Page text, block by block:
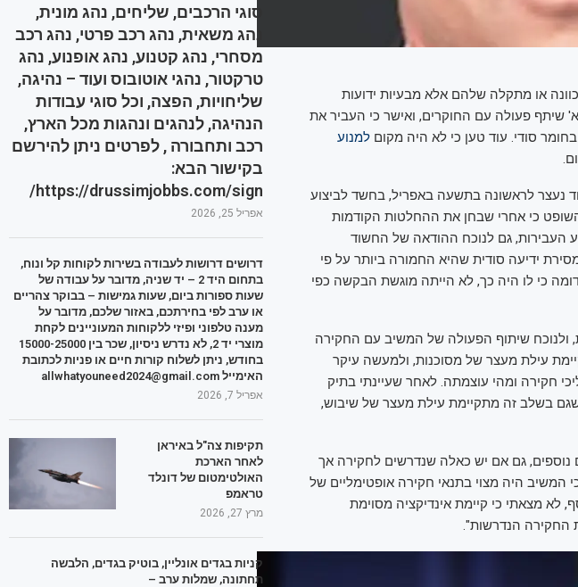
או מתקלה שלהם אלא מבעיות ידועות
שיתף פעולה עם החוקרים, ואישר כי העביר את
סודי. עוד טען כי לא היה מקום למנוע
נעצר לראשונה בתשעה באפריל, בחשד לביצוע
השופט כי אחרי שבחן את ההחלטות הקודמות
העבירות, גם לנוכח ההודאה של החשוד
ידיעה סודית שהיא החמורה ביותר על פי
כי לו היה כך, לא הייתה מוגשת הבקשה כפי
ולנוכח שיתוף הפעולה של המשיב עם החקירה
עילת מעצר של מסוכנות, ולמעשה עיקר
חקירה ומהי עוצמתה. לאחר שעיינתי בתיק
שגם בשלב זה מתקיימת עילת מעצר של שיבוש,
גם אם יש כאלה שנדרשים לחקירה אך
היה מצוי בתנאי חקירה אופטימליים של
לא מצאתי כי קיימת אינדיקציה מסוימת
החקירה הנדרשות".
סוגי הרכבים, שליחים, נהג מונית,
נהג משאית, נהג רכב פרטי, נהג רכב
מסחרי, נהג קטנוע, נהג אופנוע, נהג
טרקטור, נהגי אוטובוס ועוד – נהיגה,
שליחויות, הפצה, וכל סוגי עבודות
הנהיגה, לנהגים ונהגות מכל הארץ,
רכב ותחבורה , לפרטים ניתן להירשם
בקישור הבא:
https://drussimjobbs.com/sign/
אפריל 25, 2026
דרושים דרושות לעבודה בשירות לקוחות קל ונוח,
בתחום היד 2 – יד שניה, מדובר על עבודה של
שעות ספורות ביום, שעות גמישות – בבוקר צהריים
או ערב לפי בחירתכם, באזור שלכם, מדובר על
מענה טלפוני ופיזי ללקוחות המעוניינים לקחת
מוצרי יד 2, לא נדרש ניסיון, שכר בין 15000-25000
בחודש, ניתן לשלוח קורות חיים או פניות לכתובת
האימייל allwhatyouneed2024@gmail.com
אפריל 7, 2026
תקיפות צה"ל באיראן
לאחר הארכת
האולטימטום של דונלד
טראמפ
מרץ 27, 2026
קניות בגדים אונליין, בוטיק בגדים, הלבשה
תחתונה, שמלות ערב –